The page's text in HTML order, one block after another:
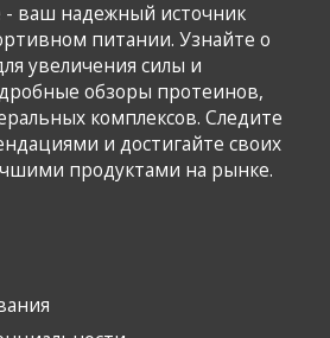
ваш надежный источник
питании. Узнайте о
увеличения силы и
обзоры протеинов,
комплексов. Следите
и достигайте своих
продуктами на рынке.